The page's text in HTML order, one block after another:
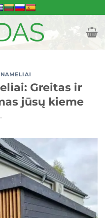
Greitas ir
jūsų kieme